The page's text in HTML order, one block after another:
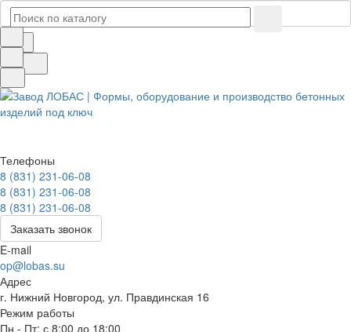
Телефоны
8 (831) 231-06-08
8 (831) 231-06-08
8 (831) 231-06-08
Заказать звонок
E-mail
op@lobas.su
Адрес
г. Нижний Новгород, ул. Правдинская 16
Режим работы
Пн - Пт: с 8:00 до 18:00